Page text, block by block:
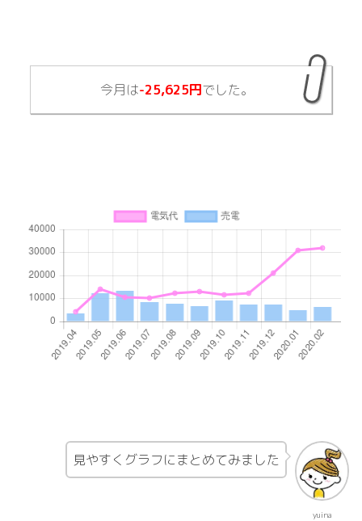
今月は-25,625円でした。
yuina
見やすくグラフにまとめてみました